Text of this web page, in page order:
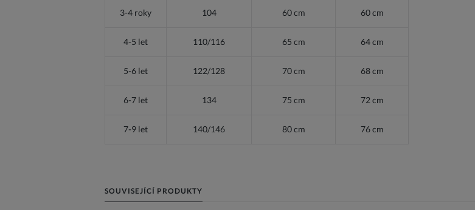
3-4 roky 104 60 cm 60 cm
4-5 let 110/116 65 cm 64 cm
5-6 let 122/128 70 cm 68 cm
6-7 let 134 75 cm 72 cm
7-9 let 140/146 80 cm 76 cm
SOUVISEJÍCÍ PRODUKTY